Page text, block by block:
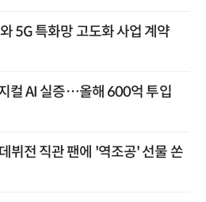
5G 특화망 고도화 사업 계약
컬 AI 실증…올해 600억 투입
뷔전 직관 팬에 '역조공' 선물 쏜